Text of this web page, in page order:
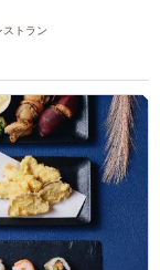
トラン